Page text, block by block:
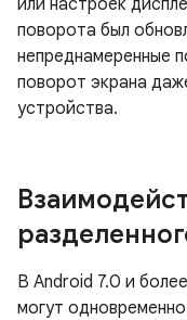
или настроек
поворота был
непреднамеренные
поворот экрана
устройства.
В Android 7.0 и
могут